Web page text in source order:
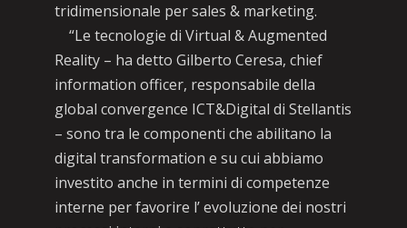
tridimensionale per sales & marketing.
“Le tecnologie di Virtual & Augmented
Reality – ha detto Gilberto Ceresa, chief
information officer, responsabile della
global convergence ICT&Digital di Stellantis
– sono tra le componenti che abilitano la
digital transformation e su cui abbiamo
investito anche in termini di competenze
interne per favorire l’ evoluzione dei nostri